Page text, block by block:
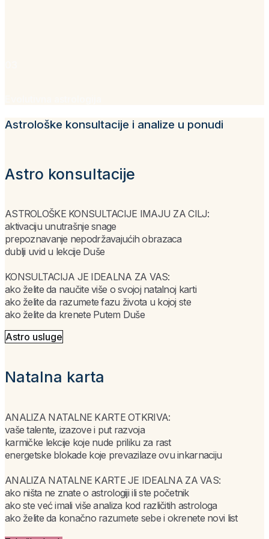
Astrološke konsultacije i analize u ponudi
Astro konsultacije
ASTROLOŠKE KONSULTACIJE IMAJU ZA CILJ:
aktivaciju unutrašnje snage
prepoznavanje nepodržavajućih obrazaca
dublji uvid u lekcije Duše
KONSULTACIJA JE IDEALNA ZA VAS:
ako želite da naučite više o svojoj natalnoj karti
ako želite da razumete fazu života u kojoj ste
ako želite da krenete Putem Duše
Astro usluge
Natalna karta
ANALIZA NATALNE KARTE OTKRIVA:
vaše talente, izazove i put razvoja
karmičke lekcije koje nude priliku za rast
energetske blokade koje prevazilaze ovu inkarnaciju
ANALIZA NATALNE KARTE JE IDEALNA ZA VAS:
ako ništa ne znate o astrologiji ili ste početnik
ako ste već imali više analiza kod različitih astrologa
ako želite da konačno razumete sebe i okrenete novi list